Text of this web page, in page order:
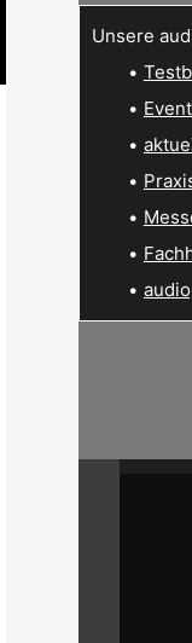
Unsere
•
•
•
•
•
•
•